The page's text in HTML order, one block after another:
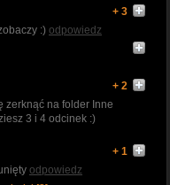
+ 3
:) odpowiedz
+ 2
zerknąć na folder Inne
3 i 4 odcinek :)
+ 1
odpowiedz